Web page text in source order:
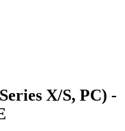
X/S, PC) -